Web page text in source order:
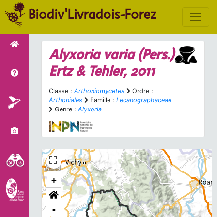
Biodiv'Livradois-Forez
Alyxoria varia(Pers.)
Ertz & Tehler, 2011
Classe : Arthoniomycetes
Ordre :
Arthoniales
Famille : Lecanographaceae
Genre : Alyxoria
+
-